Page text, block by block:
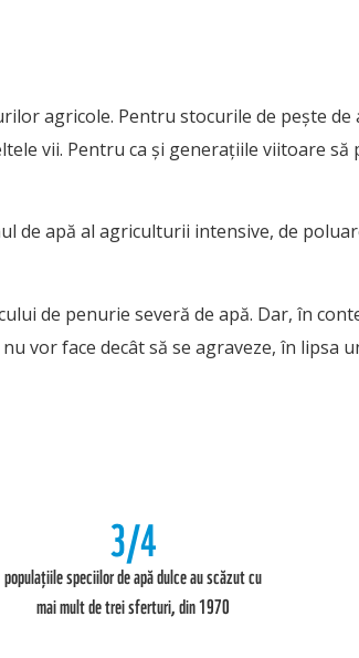
agricole. Pentru stocurile de pește de
vii. Pentru ca și generațiile viitoare să
de apă al agriculturii intensive, de
de penurie severă de apă. Dar, în
vor face decât să se agraveze, în lipsa
3/4
populațiile speciilor de apă dulce au scăzut cu
mai mult de trei sferturi, din 1970